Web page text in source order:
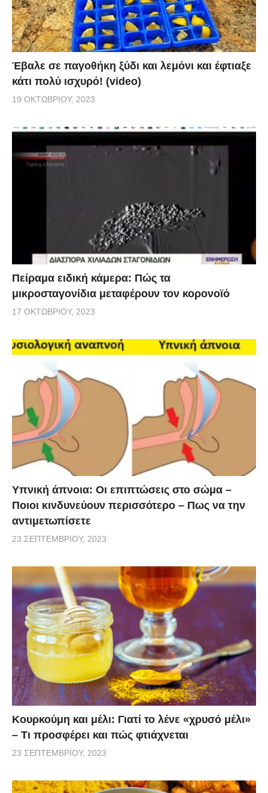
Έβαλε σε παγοθήκη ξύδι και λεμόνι και έφτιαξε
κάτι πολύ ισχυρό! (video)
19 ΟΚΤΩΒΡΊΟΥ, 2023
Πείραμα ειδική κάμερα: Πώς τα
μικροσταγονίδια μεταφέρουν τον κορονοϊό
17 ΟΚΤΩΒΡΊΟΥ, 2023
Υπνική άπνοια: Οι επιπτώσεις στο σώμα –
Ποιοι κινδυνεύουν περισσότερο – Πως να την
αντιμετωπίσετε
23 ΣΕΠΤΕΜΒΡΊΟΥ, 2023
Κουρκούμη και μέλι: Γιατί το λένε «χρυσό μέλι»
– Τι προσφέρει και πώς φτιάχνεται
23 ΣΕΠΤΕΜΒΡΊΟΥ, 2023